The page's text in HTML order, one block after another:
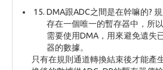
DMA跟ADC之間是在幹嘛的?
存在一個唯一的暫存器中，所
需要使用DMA，用來避免遺失
器的數據。
只有在規則通道轉換結束後才能產